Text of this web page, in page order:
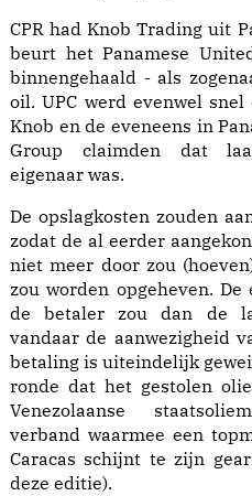
CPR had Knob Trading uit
beurt het Panamese
binnengehaald - als
oil. UPC werd evenwel
Knob en de eveneens in
Group claimden dat
eigenaar was.
De opslagkosten zouden
zodat de al eerder
niet meer door zou
zou worden opgeheven.
de betaler zou dan de
vandaar de aanwezigheid
betaling is uiteindelijk
ronde dat het gestolen
Venezolaanse
verband waarmee een
Caracas schijnt te zijn
deze editie).